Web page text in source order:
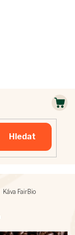
Hledat
Káva FairBio